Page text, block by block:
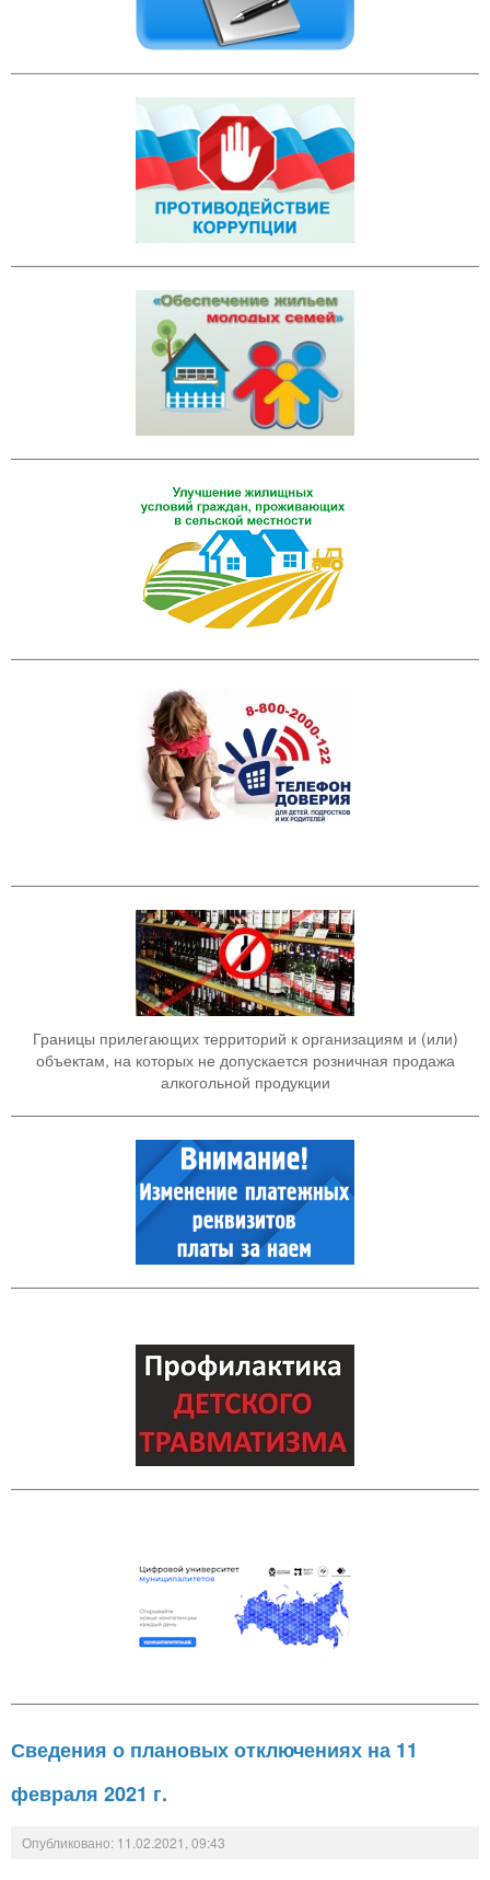
Границы прилегающих территорий к организациям и (или)
объектам, на которых не допускается розничная продажа
алкогольной продукции
Сведения о плановых отключениях на 11
февраля 2021 г.
Опубликовано: 11.02.2021, 09:43